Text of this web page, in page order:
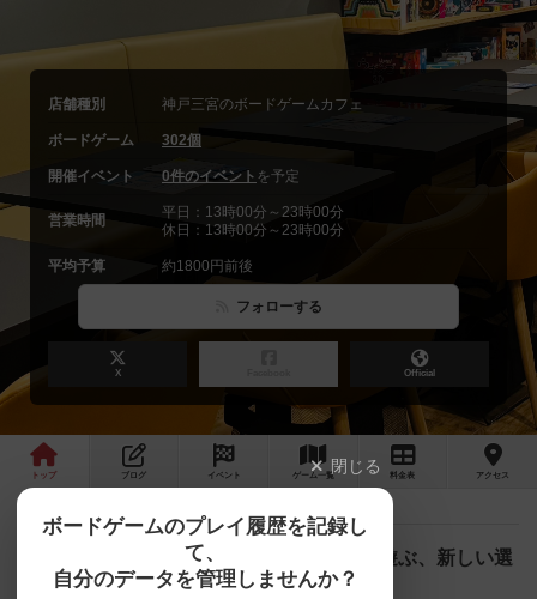
店舗種別 神戸三宮のボードゲームカフェ
ボードゲーム 302個
開催イベント 0件のイベント を予定
営業時間
平日：13時00分～23時00分
休日：13時00分～23時00分
平均予算 約1800円前後
フォローする
X Official
トップ ブログ イベント ゲーム一覧 料金 表 アクセス
JELLY JELLY CAFE 神戸初出店。三宮で遊ぶ、新しい選
択肢。
閉じる
ボードゲームのプレイ履歴を記録し
て、
自分のデータを管理しませんか？